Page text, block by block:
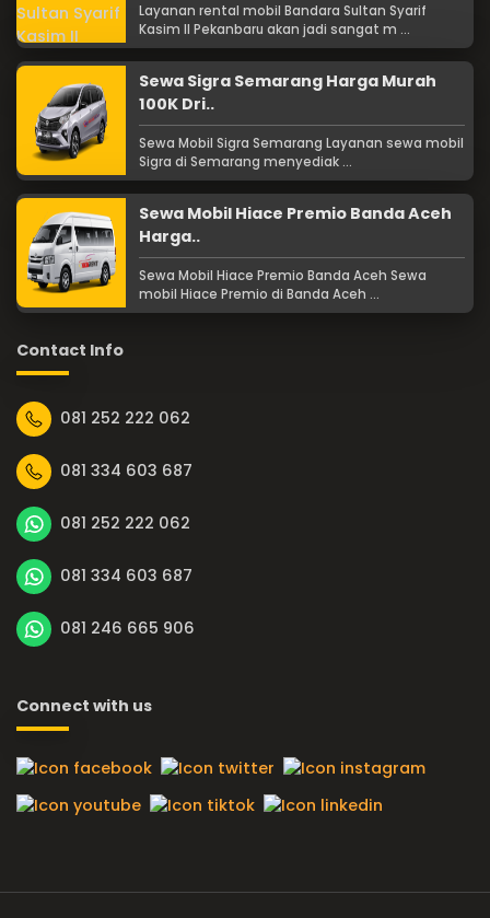
Layanan rental mobil Bandara Sultan Syarif
Kasim II Pekanbaru akan jadi sangat m ...
Sewa Sigra Semarang Harga Murah
100K Dri..
Sewa Mobil Sigra Semarang Layanan sewa mobil
Sigra di Semarang menyediak ...
Sewa Mobil Hiace Premio Banda Aceh
Harga..
Sewa Mobil Hiace Premio Banda Aceh Sewa
mobil Hiace Premio di Banda Aceh ...
Contact Info
081 252 222 062
081 334 603 687
081 252 222 062
081 334 603 687
081 246 665 906
Connect with us